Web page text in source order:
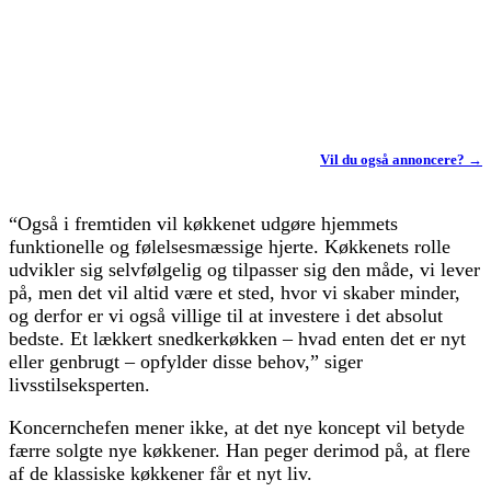
Vil du også annoncere? →
“Også i fremtiden vil køkkenet udgøre hjemmets
funktionelle og følelsesmæssige hjerte. Køkkenets rolle
udvikler sig selvfølgelig og tilpasser sig den måde, vi lever
på, men det vil altid være et sted, hvor vi skaber minder,
og derfor er vi også villige til at investere i det absolut
bedste. Et lækkert snedkerkøkken – hvad enten det er nyt
eller genbrugt – opfylder disse behov,” siger
livsstilseksperten.
Koncernchefen mener ikke, at det nye koncept vil betyde
færre solgte nye køkkener. Han peger derimod på, at flere
af de klassiske køkkener får et nyt liv.